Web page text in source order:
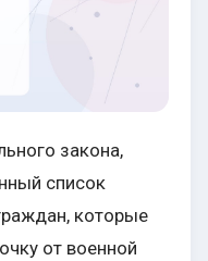
закона,
список
которые
от военной